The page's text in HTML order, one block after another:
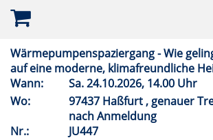
Wärmepumpenspaziergang - Wie
auf eine moderne, klimafreundliche
Wann:
Sa.24.10.2026, 14.00 Uhr
Wo:
97437 Haßfurt , genauer
nach Anmeldung
Nr.:
JU447